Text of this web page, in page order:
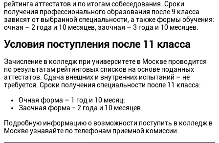
рейтинга аттестатов и по итогам собеседования. Сроки
получения профессионального образования после 9 класса
зависят от выбранной специальности, а также формы обучения:
очная – 2 года и 10 месяцев, заочная – 3 года и 10 месяцев.
Условия поступления после 11 класса
Зачисление в колледж при университете в Москве проводится
по результатам рейтинговых списков на основе поданных
аттестатов. Сдача внешних и внутренних испытаний – не
требуется. Сроки получения специальности после 11 класса:
Очная форма – 1 год и 10 месяц;
Заочная форма − 2 года и 10 месяцев.
Подробную информацию о возможности поступить в колледж в
Москве узнавайте по телефонам приемной комиссии.